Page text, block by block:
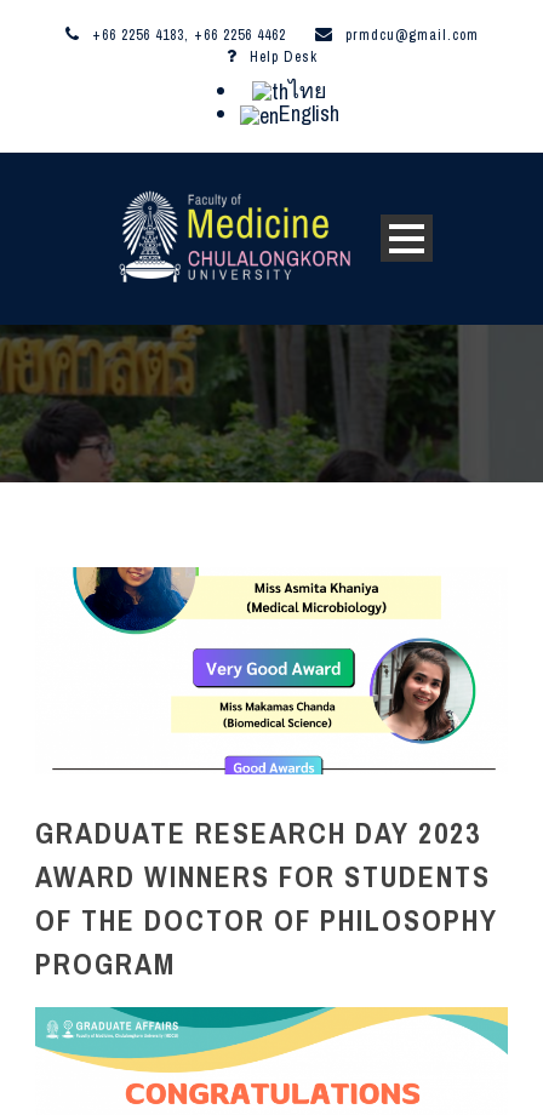
+66 2256 4183, +66 2256 4462
prmdcu@gmail.com
Help Desk
ไทย
English
GRADUATE RESEARCH DAY 2023
AWARD WINNERS FOR STUDENTS
OF THE DOCTOR OF PHILOSOPHY
PROGRAM